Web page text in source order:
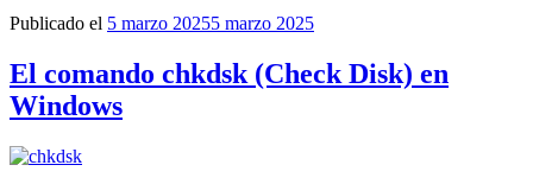
Publicado el 5 marzo 20255 marzo 2025
El comando chkdsk (Check Disk) en
Windows